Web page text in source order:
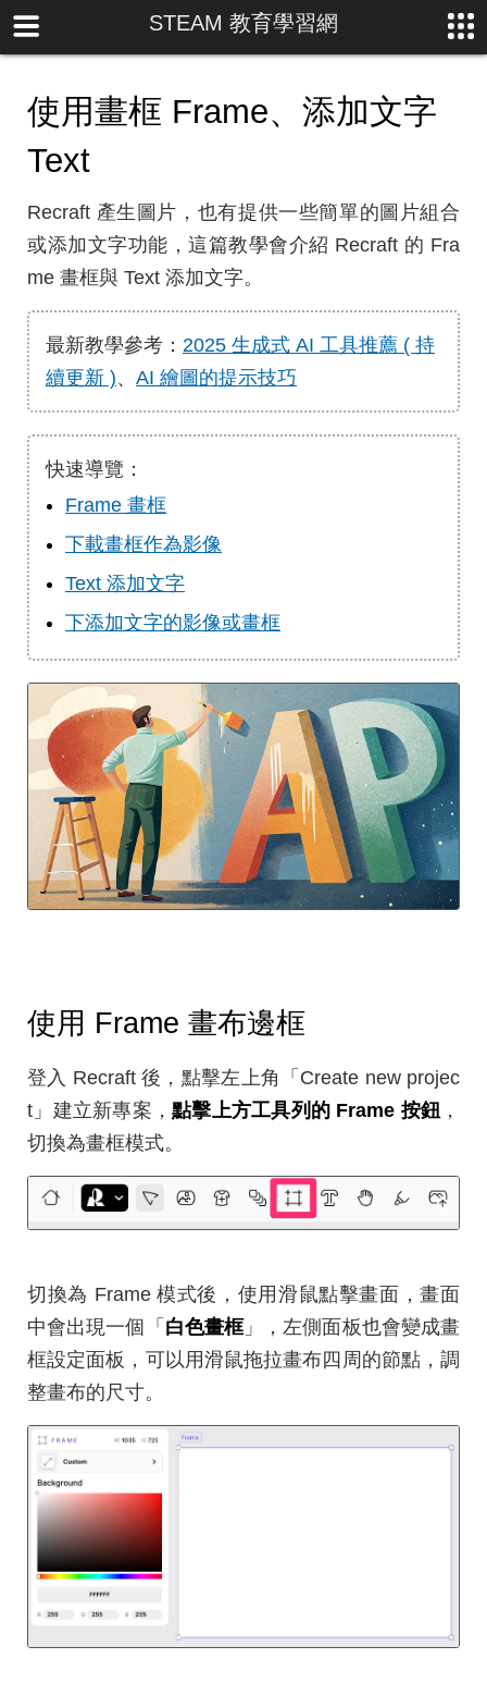
STEAM 教育學習網
使用畫框 Frame、添加文字
Text
Recraft 產生圖片，也有提供一些簡單的圖片組合
或添加文字功能，這篇教學會介紹 Recraft 的 Fra
me 畫框與 Text 添加文字。
最新教學參考： 2025 生成式 AI 工具推薦 ( 持
續更新 )、 AI 繪圖的提示技巧
快速導覽：
Frame 畫框
下載畫框作為影像
Text 添加文字
下添加文字的影像或畫框
使用 Frame 畫布邊框
登入 Recraft 後，點擊左上角「Create new projec
t」建立新專案， 點擊上方工具列的 Frame 按鈕 ，
切換為畫框模式。
切換為 Frame 模式後，使用滑鼠點擊畫面，畫面
中會出現一個「 白色畫框」，左側面板也會變成畫
框設定面板，可以用滑鼠拖拉畫布四周的節點，調
整畫布的尺寸。